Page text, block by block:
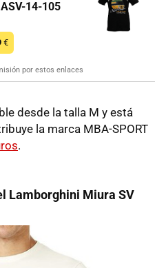
14-105
€
por estos enlaces
desde la talla M y está
la marca MBA-SPORT
.
Lamborghini Miura SV